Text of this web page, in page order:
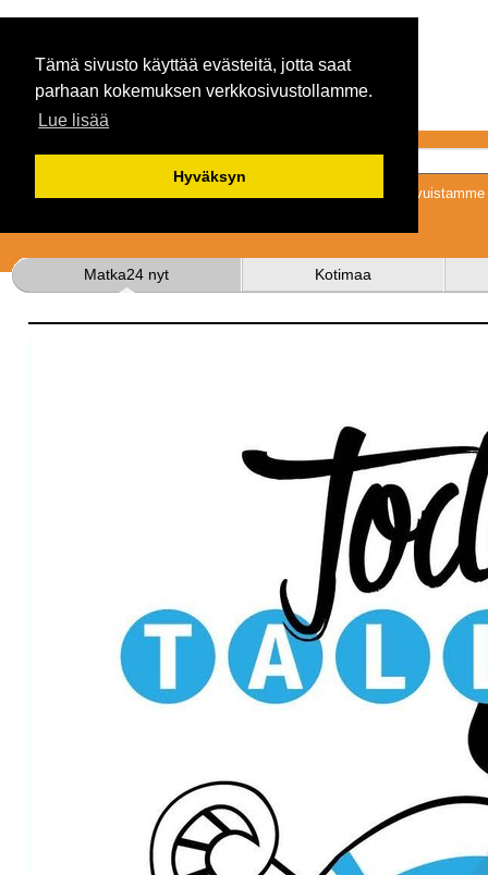
Tämä sivusto käyttää evästeitä, jotta saat
parhaan kokemuksen verkkosivustollamme.
Lue lisää
Hyväksyn
Tykkäämällä
Matka24 nyt Kotimaa